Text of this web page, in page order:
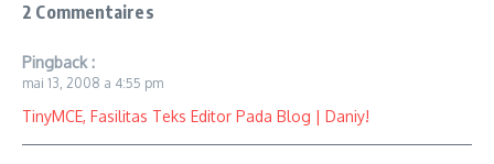
2 Commentaires
Pingback :
mai 13, 2008 a 4:55 pm
TinyMCE, Fasilitas Teks Editor Pada Blog | Daniy!